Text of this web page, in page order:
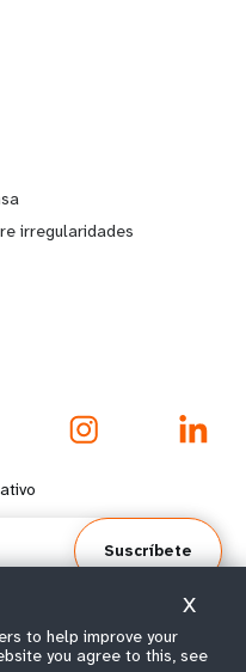
irregularidades
Suscríbete
2026.
to help improve your
you agree to this, see
X